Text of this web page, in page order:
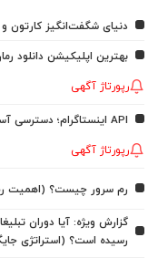
دنیای شگفت‌انگیز کارتون
بهترین اپلیکیشن دانلود
رپورتاژ آگهی
API اینستاگرام؛ دسترسی آسان، سریع و بدون محدودیت به اطلاعات اینستاگرام
رپورتاژ آگهی
رم سرور چیست؟ (اهمیت
گزارش ویژه: آیا دوران
رسیده است؟ (استراتژی